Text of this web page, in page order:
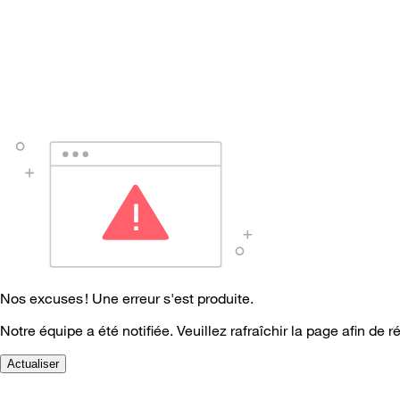
Nos excuses ! Une erreur s'est produite.
Notre équipe a été notifiée. Veuillez rafraîchir la page afin de
Actualiser